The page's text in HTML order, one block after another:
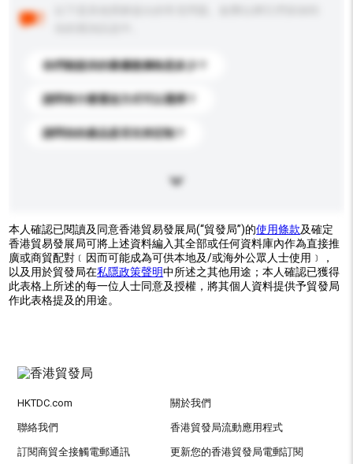
你們能提供的最優惠價格是多少？
請問有什麼運送方式可以選擇？
請問你的產品是否支持定制？
本人確認已閱讀及同意香港貿易發展局(“貿發局”)的使用條款及確定
香港貿易發展局可將上述資料編入其全部或任何資料庫內作為直接推
廣或商貿配對﹝因而可能成為可供本地及/或海外公眾人士使用﹞，
以及用於貿發局在私隱政策聲明中所述之其他用途；本人確認已獲得
此表格上所述的每一位人士同意及授權，將其個人資料提供予貿發局
作此表格提及的用途。
HKTDC.com 關於我們
聯絡我們 香港貿發局流動應用程式
訂閱商貿全接觸電郵通訊 更新您的香港貿發局電郵訂閱